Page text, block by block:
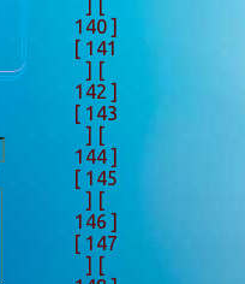
] [
140 ]
[ 141
] [
142 ]
[ 143
] [
144 ]
[ 145
] [
146 ]
[ 147
] [